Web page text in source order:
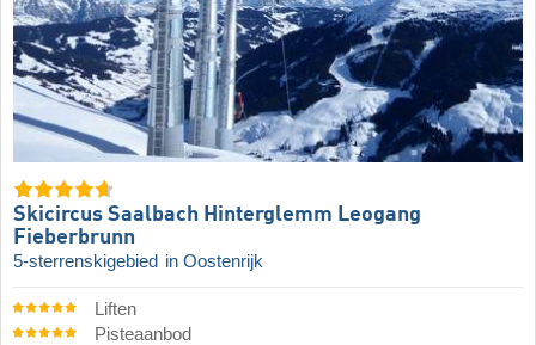
Skicircus Saalbach Hinterglemm Leogang
Fieberbrunn
5-sterrenskigebied in Oostenrijk
Liften
Pisteaanbod